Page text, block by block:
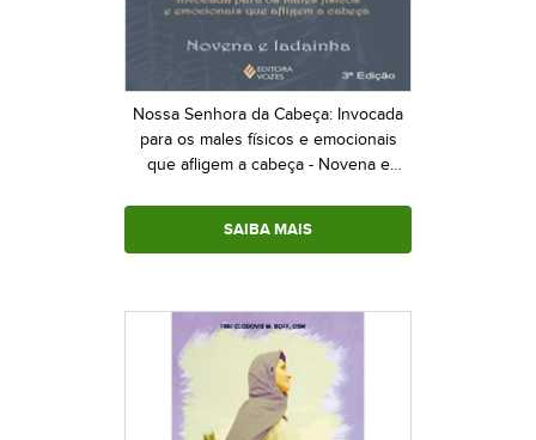
Nossa Senhora da Cabeça: Invocada
para os males físicos e emocionais
que afligem a cabeça - Novena e
SAIBA MAIS